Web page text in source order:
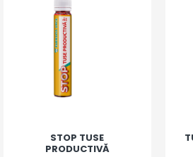
STOP TUSE
PRODUCTIVĂ